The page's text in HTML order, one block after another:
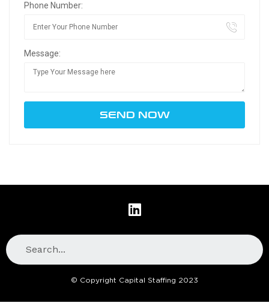
Phone Number:
Message:
© Copyright Capital Staffing 2023